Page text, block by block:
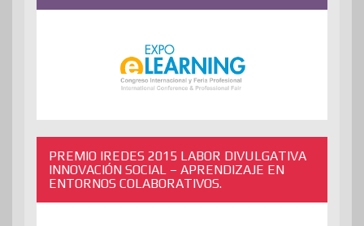
PREMIO IREDES 2015 LABOR DIVULGATIVA
INNOVACIÓN SOCIAL – APRENDIZAJE EN
ENTORNOS COLABORATIVOS.